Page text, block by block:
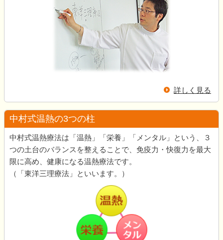
詳しく見る
中村式温熱の3つの柱
中村式温熱療法は「温熱」「栄養」「メンタル」という、３
つの土台のバランスを整えることで、免疫力・快復力を最大
限に高め、健康になる温熱療法です。
（「東洋三理療法」といいます。）